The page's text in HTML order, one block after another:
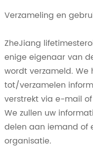
Verzameling en
ZheJiang
enige eigenaar van
wordt verzameld.
tot/verzamelen
verstrekt via e-mail
We zullen uw
delen aan iemand of
organisatie.